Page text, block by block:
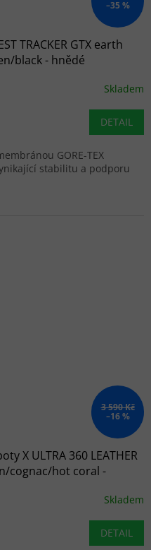
–35 %
TRACKER GTX earth
black - hnědé
Skladem
DETAIL
GORE-TEX
stabilitu a podporu
3 590 Kč
–16 %
X ULTRA 360 LEATHER
cognac/hot coral -
Skladem
DETAIL